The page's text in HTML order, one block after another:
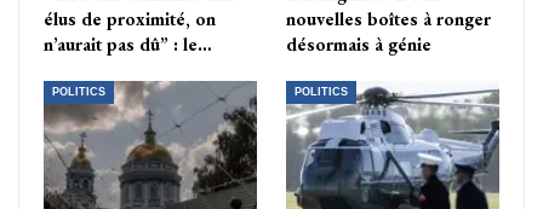
élus de proximité, on
n’aurait pas dû” : le…
nouvelles boîtes à ronger
désormais à génie
POLITICS POLITICS